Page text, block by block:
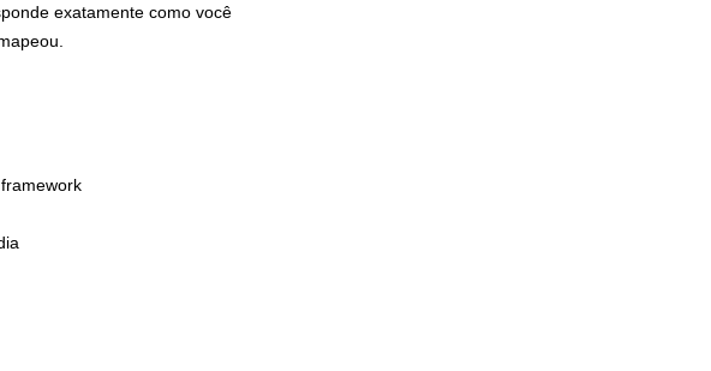
exatamente como você